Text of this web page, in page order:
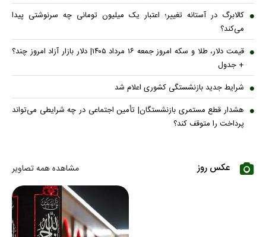
کالابرگ در آستانه تغییر؛ اعتبار یک میلیون تومانی چه سرنوشتی پیدا
می‌کند؟
قیمت دلار، طلا و سکه امروز جمعه ۱۶ مرداد ۱۴۰۵| دلار بازار آزاد امروز چند؟
+ جدول
شرایط جدید بازنشستگی کشوری اعلام شد
هشدار قطع مستمری بازنشستگان| تأمین اجتماعی در چه شرایطی می‌تواند
پرداخت را متوقف کند؟
عکس روز مشاهده همه تصاویر